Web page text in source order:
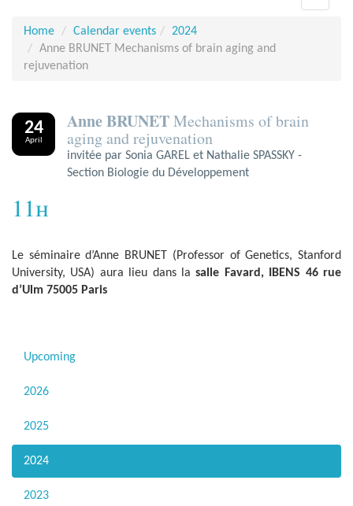
Home
Calendar events
2024
Anne BRUNET Mechanisms of brain aging and
rejuvenation
24
April
Anne BRUNETMechanisms of brain
aging and rejuvenation
invitée par Sonia GAREL et Nathalie SPASSKY -
Section Biologie du Développement
11h
Le séminaire d’Anne BRUNET (Professor of Genetics, Stanford
University, USA) aura lieu dans lasalle Favard, IBENS 46 rue
d’Ulm 75005 Paris
Upcoming
2026
2025
2024
2023